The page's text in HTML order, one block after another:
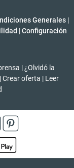
Generales |
| Configuración
| ¿Olvidó la
| Crear oferta | Leer